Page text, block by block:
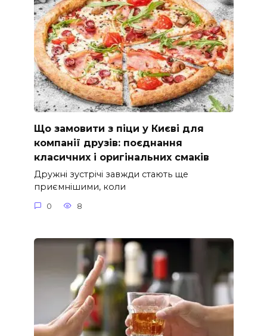
Що замовити з піци у Києві для
компанії друзів: поєднання
класичних і оригінальних смаків
Дружні зустрічі завжди стають ще
приємнішими, коли
0 8